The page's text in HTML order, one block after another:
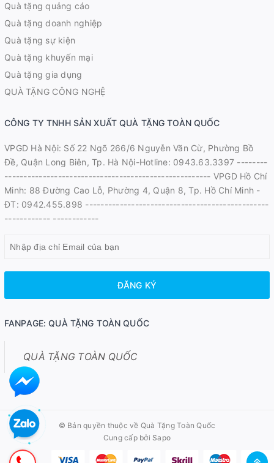
Quà tặng quảng cáo
Quà tặng doanh nghiệp
Quà tặng sự kiện
Quà tặng khuyến mại
Quà tặng gia dụng
QUÀ TẶNG CÔNG NGHỆ
CÔNG TY TNHH SẢN XUẤT QUÀ TẶNG TOÀN QUỐC
VPGD Hà Nội: Số 22 Ngõ 266/6 Nguyễn Văn Cừ, Phường Bồ
Đề, Quận Long Biên, Tp. Hà Nội-Hotline: 0943.63.3397 --------
------------------------------------------------------ VPGD Hồ Chí
Minh: 88 Đường Cao Lỗ, Phường 4, Quận 8, Tp. Hồ Chí Minh -
ĐT: 0942.455.898 ------------------------------------------------
------------ ------------
ĐĂNG KÝ
FANPAGE: QUÀ TẶNG TOÀN QUỐC
QUÀ TẶNG TOÀN QUỐC
© Bản quyền thuộc về Quà Tặng Toàn Quốc
Cung cấp bởi Sapo